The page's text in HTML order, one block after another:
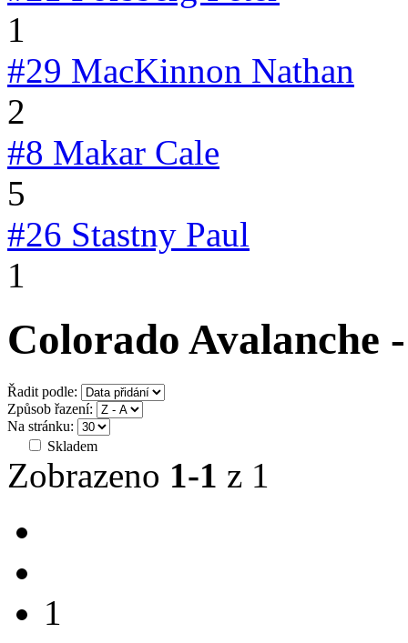
1
#29 MacKinnon Nathan
2
#8 Makar Cale
5
#26 Stastny Paul
1
Colorado Avalanche
Řadit podle:
Způsob řazení:
Na stránku:
Skladem
Zobrazeno 1-1 z 1
1